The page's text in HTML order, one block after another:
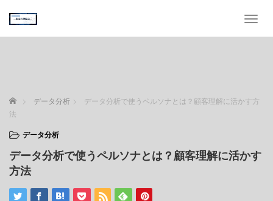
T
a
a
ホーム データ分析
データ分析で使うペルソナとは？顧客理解に活かす方
法
データ分析
データ分析で使うペルソナとは？顧客理解に活かす
方法